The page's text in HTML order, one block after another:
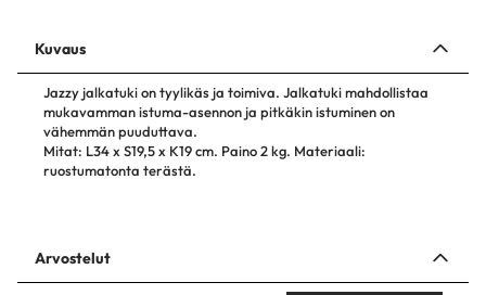
Kuvaus
Jazzy jalkatuki on tyylikäs ja toimiva. Jalkatuki mahdollistaa
mukavamman istuma-asennon ja pitkäkin istuminen on
vähemmän puuduttava.
Mitat: L34 x S19,5 x K19 cm. Paino 2 kg. Materiaali:
ruostumatonta terästä.
Arvostelut